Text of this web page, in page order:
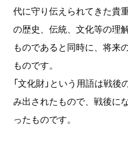
代に守り伝えられてきた貴
の歴史、伝統、文化等の理
ものであると同時に、将来
ものです。
「文化財」という用語は戦
み出されたもので、戦後に
ったものです。